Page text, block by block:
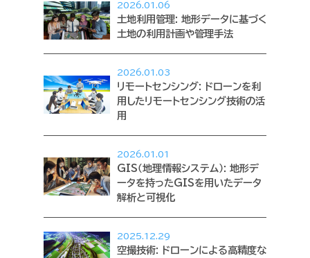
2026.01.06
土地利用管理: 地形データに基づく
土地の利用計画や管理手法
2026.01.03
リモートセンシング: ドローンを利
用したリモートセンシング技術の活
用
2026.01.01
GIS（地理情報システム）: 地形デ
ータを持ったGISを用いたデータ
解析と可視化
2025.12.29
空撮技術: ドローンによる高精度な